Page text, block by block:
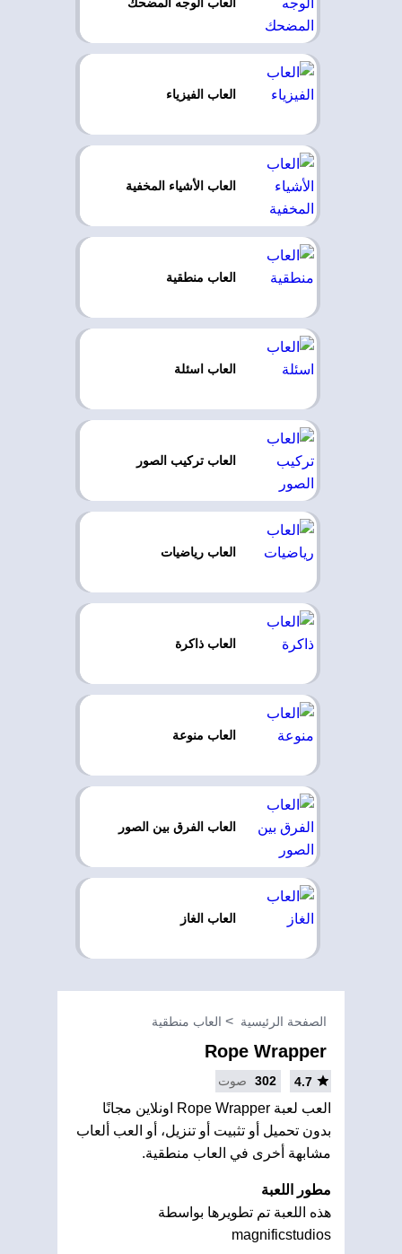
العاب الفيزياء
العاب الأشياء المخفية
العاب منطقية
العاب اسئلة
العاب تركيب الصور
العاب رياضيات
العاب ذاكرة
العاب منوعة
العاب الفرق بين الصور
العاب الغاز
الصفحة الرئيسية العاب منطقية
Rope Wrapper
4.7
302 صوت
العب لعبة Rope Wrapper اونلاين مجانًا
بدون تحميل أو تثبيت أو تنزيل، أو العب ألعاب
مشابهة أخرى في العاب منطقية.
مطور اللعبة
هذه اللعبة تم تطويرها بواسطة
magnificstudios